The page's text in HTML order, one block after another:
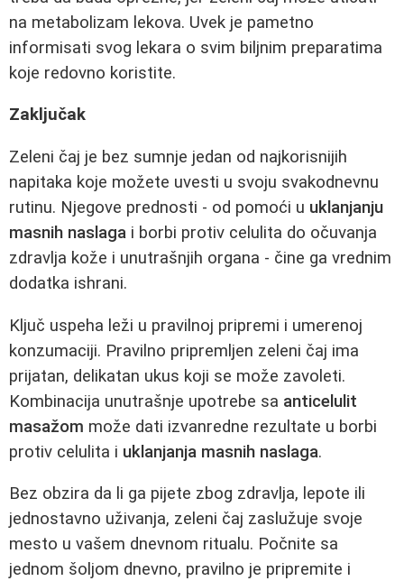
na metabolizam lekova. Uvek je pametno
informisati svog lekara o svim biljnim preparatima
koje redovno koristite.
Zaključak
Zeleni čaj je bez sumnje jedan od najkorisnijih
napitaka koje možete uvesti u svoju svakodnevnu
rutinu. Njegove prednosti - od pomoći u uklanjanju
masnih naslaga i borbi protiv celulita do očuvanja
zdravlja kože i unutrašnjih organa - čine ga vrednim
dodatka ishrani.
Ključ uspeha leži u pravilnoj pripremi i umerenoj
konzumaciji. Pravilno pripremljen zeleni čaj ima
prijatan, delikatan ukus koji se može zavoleti.
Kombinacija unutrašnje upotrebe sa anticelulit
masažom može dati izvanredne rezultate u borbi
protiv celulita i uklanjanja masnih naslaga.
Bez obzira da li ga pijete zbog zdravlja, lepote ili
jednostavno uživanja, zeleni čaj zaslužuje svoje
mesto u vašem dnevnom ritualu. Počnite sa
jednom šoljom dnevno, pravilno je pripremite i